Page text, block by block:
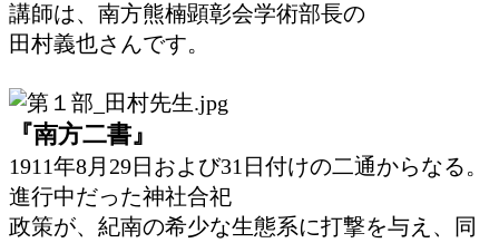
講師は、南方熊楠顕彰会学術部長の
田村義也さんです。
『南方二書』
1911年8月29日および31日付けの二通からなる。
進行中だった神社合祀
政策が、紀南の希少な生態系に打撃を与え、同